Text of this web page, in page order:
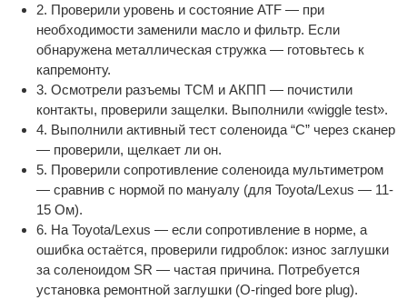
2. Проверили уровень и состояние ATF — при
необходимости заменили масло и фильтр. Если
обнаружена металлическая стружка — готовьтесь к
капремонту.
3. Осмотрели разъемы TCM и АКПП — почистили
контакты, проверили защелки. Выполнили «wiggle test».
4. Выполнили активный тест соленоида “C” через сканер
— проверили, щелкает ли он.
5. Проверили сопротивление соленоида мультиметром
— сравнив с нормой по мануалу (для Toyota/Lexus — 11-
15 Ом).
6. На Toyota/Lexus — если сопротивление в норме, а
ошибка остаётся, проверили гидроблок: износ заглушки
за соленоидом SR — частая причина. Потребуется
установка ремонтной заглушки (O-ringed bore plug).